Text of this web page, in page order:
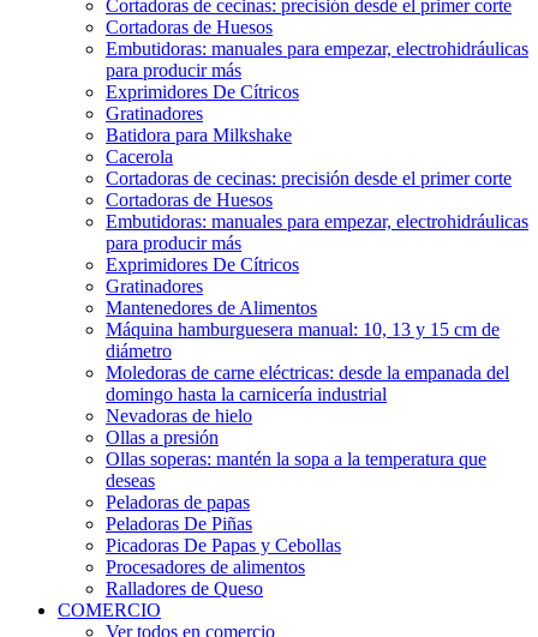
Cortadoras de cecinas: precisión desde el primer corte
Cortadoras de Huesos
Embutidoras: manuales para empezar, electrohidráulicas
para producir más
Exprimidores De Cítricos
Gratinadores
Batidora para Milkshake
Cacerola
Cortadoras de cecinas: precisión desde el primer corte
Cortadoras de Huesos
Embutidoras: manuales para empezar, electrohidráulicas
para producir más
Exprimidores De Cítricos
Gratinadores
Mantenedores de Alimentos
Máquina hamburguesera manual: 10, 13 y 15 cm de
diámetro
Moledoras de carne eléctricas: desde la empanada del
domingo hasta la carnicería industrial
Nevadoras de hielo
Ollas a presión
Ollas soperas: mantén la sopa a la temperatura que
deseas
Peladoras de papas
Peladoras De Piñas
Picadoras De Papas y Cebollas
Procesadores de alimentos
Ralladores de Queso
COMERCIO
Ver todos en comercio